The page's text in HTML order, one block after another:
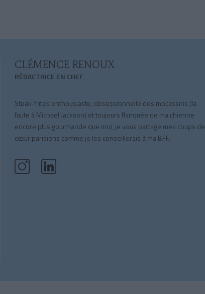
CLÉMENCE RENOUX
RÉDACTRICE EN CHEF
Steak-frites enthousiaste, obsessionnelle des mocassins (la
faute à Michael Jackson) et toujours flanquée de ma chienne
encore plus gourmande que moi, je vous partage mes coups de
cœur parisiens comme je les conseillerais à ma BFF.